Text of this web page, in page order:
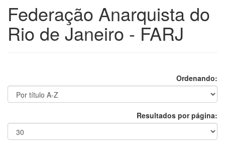
Federação Anarquista do
Rio de Janeiro - FARJ
Ordenando:
Resultados por página: